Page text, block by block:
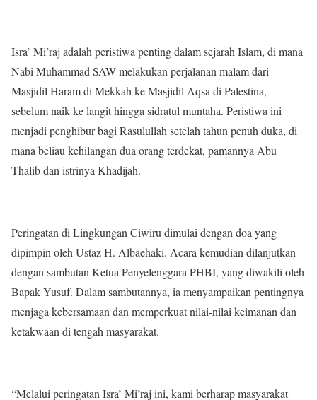
Isra’ Mi’raj adalah peristiwa penting dalam sejarah Islam, di mana
Nabi Muhammad SAW melakukan perjalanan malam dari
Masjidil Haram di Mekkah ke Masjidil Aqsa di Palestina,
sebelum naik ke langit hingga sidratul muntaha. Peristiwa ini
menjadi penghibur bagi Rasulullah setelah tahun penuh duka, di
mana beliau kehilangan dua orang terdekat, pamannya Abu
Thalib dan istrinya Khadijah.
Peringatan di Lingkungan Ciwiru dimulai dengan doa yang
dipimpin oleh Ustaz H. Albaehaki. Acara kemudian dilanjutkan
dengan sambutan Ketua Penyelenggara PHBI, yang diwakili oleh
Bapak Yusuf. Dalam sambutannya, ia menyampaikan pentingnya
menjaga kebersamaan dan memperkuat nilai-nilai keimanan dan
ketakwaan di tengah masyarakat.
“Melalui peringatan Isra’ Mi’raj ini, kami berharap masyarakat